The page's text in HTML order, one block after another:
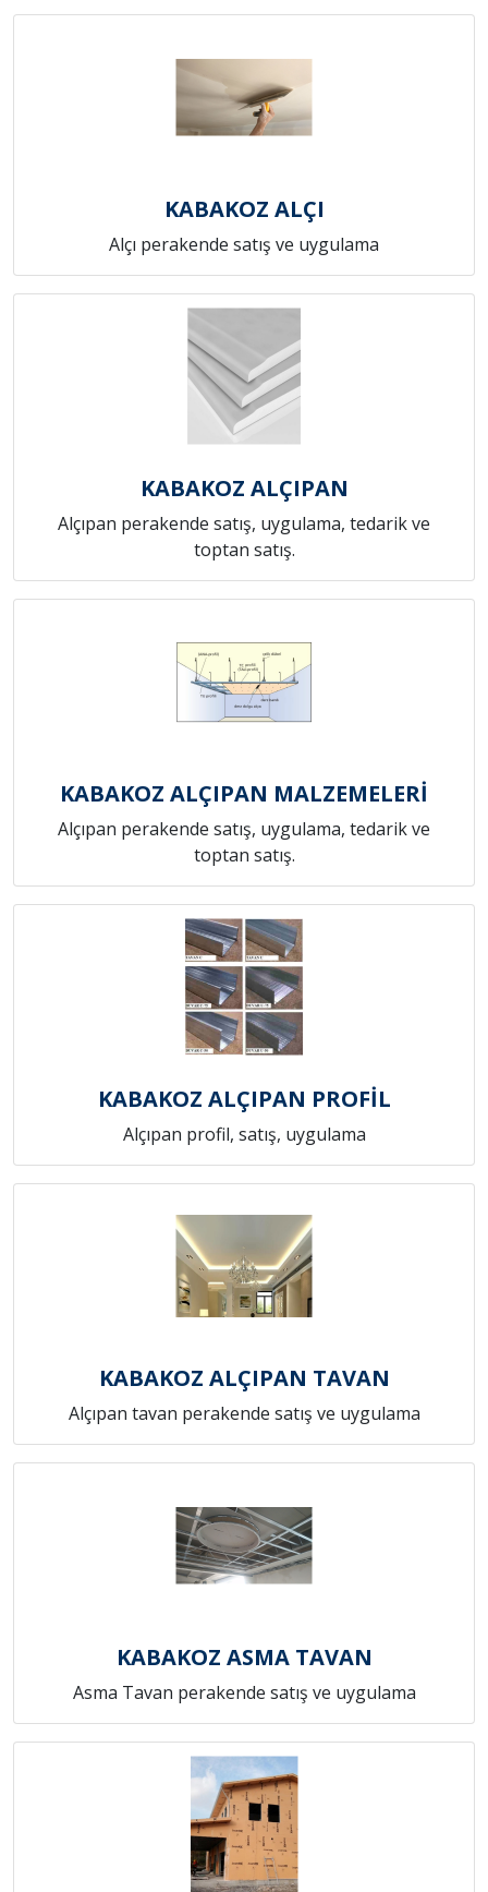
KABAKOZ ALÇI
Alçı perakende satış ve uygulama
KABAKOZ ALÇIPAN
Alçıpan perakende satış, uygulama, tedarik ve
toptan satış.
KABAKOZ ALÇIPAN MALZEMELERİ
Alçıpan perakende satış, uygulama, tedarik ve
toptan satış.
KABAKOZ ALÇIPAN PROFİL
Alçıpan profil, satış, uygulama
KABAKOZ ALÇIPAN TAVAN
Alçıpan tavan perakende satış ve uygulama
KABAKOZ ASMA TAVAN
Asma Tavan perakende satış ve uygulama